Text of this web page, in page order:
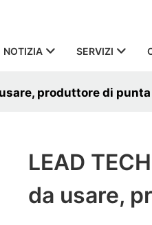
NOTIZIA SERVIZI
produttore di punta
LEAD
da usare,